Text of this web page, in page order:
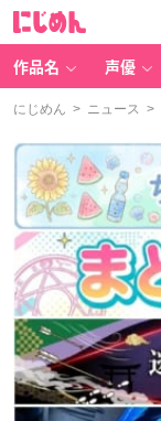
作品名 声優
にじめん > ニュース >